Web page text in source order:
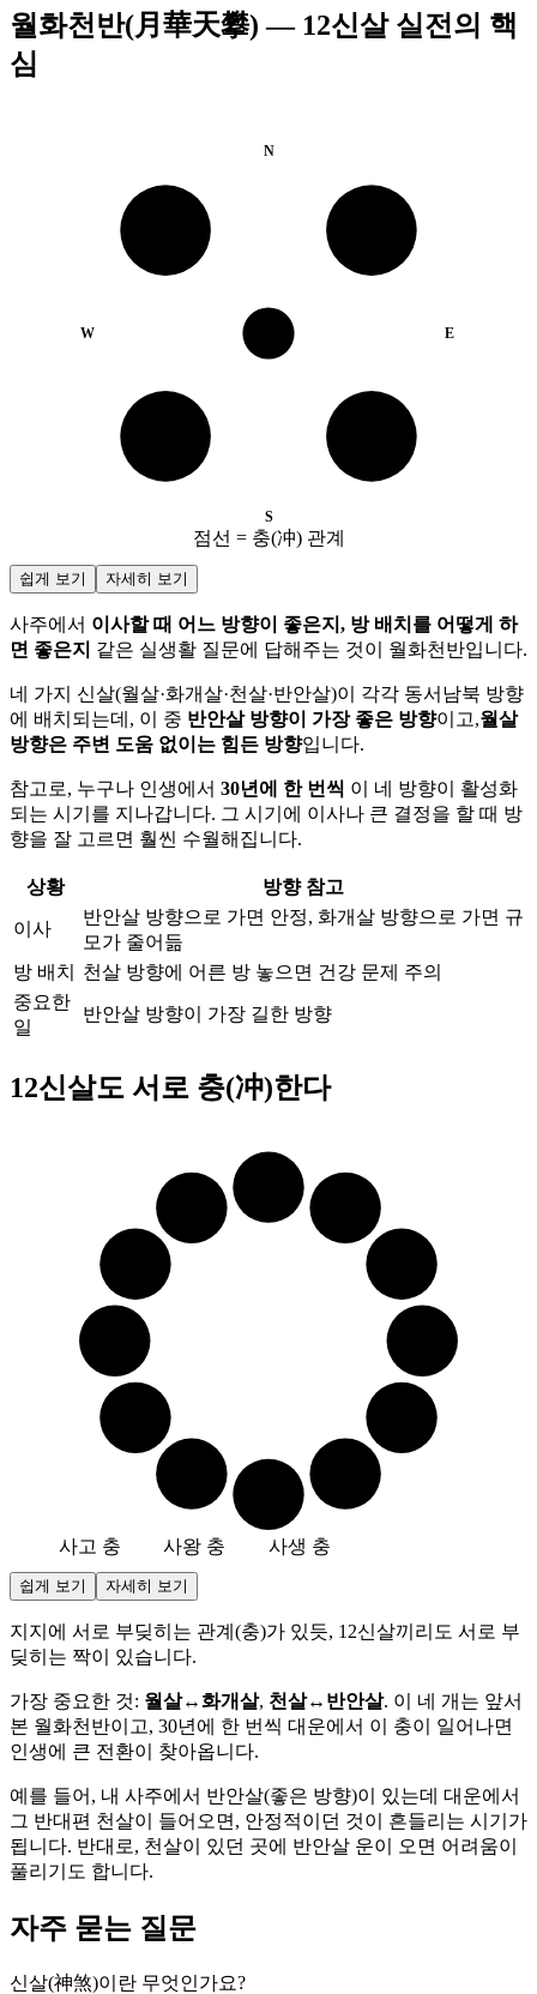
월화천반(月華天攀) — 12신살 실전의 핵
심
N
S
W E
길방 (안정)
점선 = 충(冲) 관계
쉽게 보기 자세히 보기
사주에서 이사할 때 어느 방향이 좋은지, 방 배치를 어떻게 하
면 좋은지 같은 실생활 질문에 답해주는 것이 월화천반입니다.
네 가지 신살(월살·화개살·천살·반안살)이 각각 동서남북 방향
에 배치되는데, 이 중 반안살 방향이 가장 좋은 방향이고,월살
방향은 주변 도움 없이는 힘든 방향입니다.
참고로, 누구나 인생에서 30년에 한 번씩 이 네 방향이 활성화
되는 시기를 지나갑니다. 그 시기에 이사나 큰 결정을 할 때 방
향을 잘 고르면 훨씬 수월해집니다.
상황 방향 참고
이사
반안살 방향으로 가면 안정, 화개살 방향으로 가면 규
모가 줄어듦
방 배치
천살 방향에 어른 방 놓으면 건강 문제 주의
중요한
일
반안살 방향이 가장 길한 방향
12신살도 서로 충(冲)한다
사고 충 사왕 충 사생 충
쉽게 보기 자세히 보기
지지에 서로 부딪히는 관계(충)가 있듯, 12신살끼리도 서로 부
딪히는 짝이 있습니다.
가장 중요한 것: 월살↔화개살, 천살↔반안살. 이 네 개는 앞서
본 월화천반이고, 30년에 한 번씩 대운에서 이 충이 일어나면
인생에 큰 전환이 찾아옵니다.
예를 들어, 내 사주에서 반안살(좋은 방향)이 있는데 대운에서
그 반대편 천살이 들어오면, 안정적이던 것이 흔들리는 시기가
됩니다. 반대로, 천살이 있던 곳에 반안살 운이 오면 어려움이
풀리기도 합니다.
자주 묻는 질문
신살(神煞)이란 무엇인가요?